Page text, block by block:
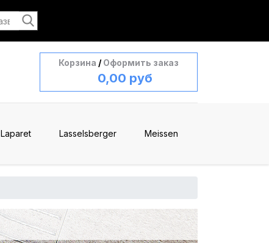
Корзина / Оформить заказ
0,00 руб
Laparet Lasselsberger Meissen